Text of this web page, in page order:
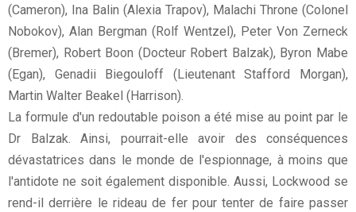
(Cameron), Ina Balin (Alexia Trapov), Malachi Throne (Colonel
Nobokov), Alan Bergman (Rolf Wentzel), Peter Von Zerneck
(Bremer), Robert Boon (Docteur Robert Balzak), Byron Mabe
(Egan), Genadii Biegouloff (Lieutenant Stafford Morgan),
Martin Walter Beakel (Harrison).
La formule d'un redoutable poison a été mise au point par le
Dr Balzak. Ainsi, pourrait-elle avoir des conséquences
dévastatrices dans le monde de l'espionnage, à moins que
l'antidote ne soit également disponible. Aussi, Lockwood se
rend-il derrière le rideau de fer pour tenter de faire passer